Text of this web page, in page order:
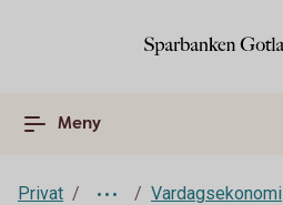
Meny
Privat
Vardagsekonomi